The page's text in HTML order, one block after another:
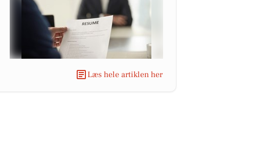
Læs hele artiklen her